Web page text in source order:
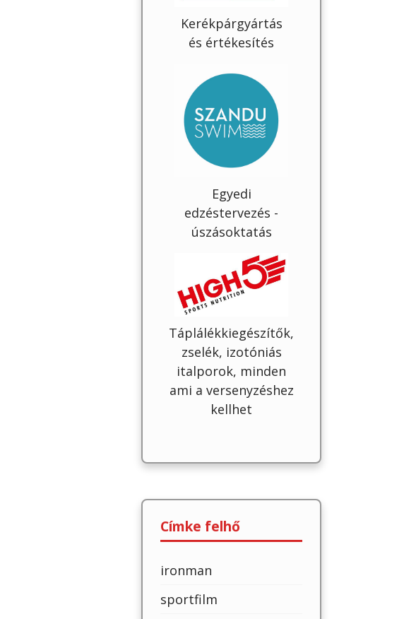
Kerékpárgyártás
és értékesítés
Egyedi
edzéstervezés -
úszásoktatás
Táplálékkiegészítők,
zselék, izotóniás
italporok, minden
ami a versenyzéshez
kellhet
Címke felhő
ironman
sportfilm